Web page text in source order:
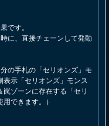
です。
に、直接チェーンして発動
の手札の「セリオンズ」モ
表示「セリオンズ」モンス
ゾーンに存在する「セリ
できます。）